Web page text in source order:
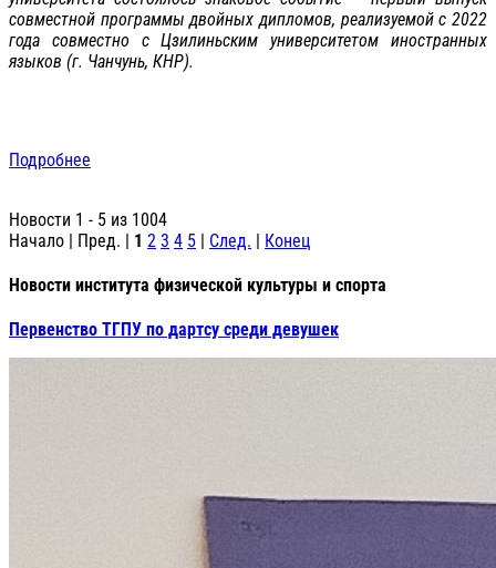
совместной программы двойных дипломов, реализуемой с 2022
года совместно с Цзилиньским университетом иностранных
языков (г. Чанчунь, КНР).
Подробнее
Новости 1 - 5 из 1004
Начало | Пред. | 1 2 3 4 5 | След. | Конец
Новости института физической культуры и спорта
Первенство ТГПУ по дартсу среди девушек